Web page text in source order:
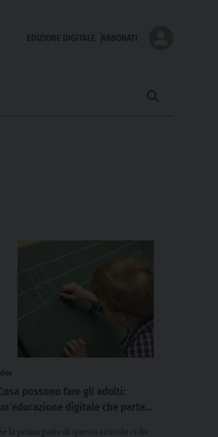
EDIZIONE DIGITALE ABBONATI
possono fare gli adulti:
digitale che parte
la prima parte di questo articolo ci ha